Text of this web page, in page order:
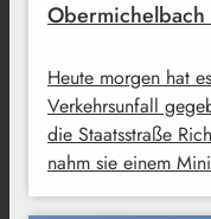
Heute morgen hat
Verkehrsunfall
die Staatsstraße
nahm sie einem